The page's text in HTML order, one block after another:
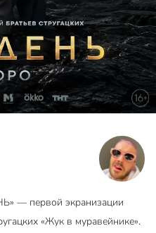
— первой экранизации
«Жук в муравейнике».